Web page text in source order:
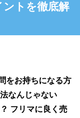
トを徹底解
をお持ちになる方
なんじゃない
フリマに良く売